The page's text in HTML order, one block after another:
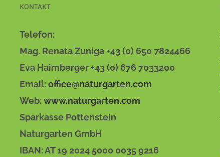
KONTAKT
Telefon:
Mag. Renata Zuniga +43 (0) 650 7824466
Eva Haimberger +43 (0) 676 7033200
Email:office@naturgarten.com
Web:www.naturgarten.com
Sparkasse Pottenstein
Naturgarten GmbH
IBAN: AT 19 2024 5000 0035 9216